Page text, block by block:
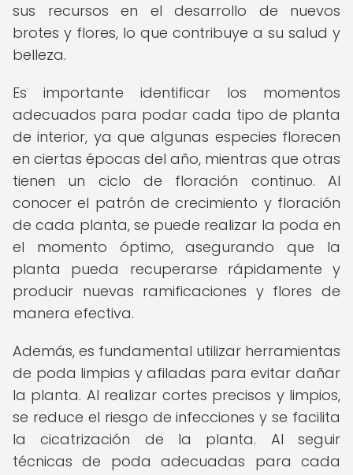
sus recursos en el desarrollo de nuevos
brotes y flores, lo que contribuye a su salud y
belleza.
Es importante identificar los momentos
adecuados para podar cada tipo de planta
de interior, ya que algunas especies florecen
en ciertas épocas del año, mientras que otras
tienen un ciclo de floración continuo. Al
conocer el patrón de crecimiento y floración
de cada planta, se puede realizar la poda en
el momento óptimo, asegurando que la
planta pueda recuperarse rápidamente y
producir nuevas ramificaciones y flores de
manera efectiva.
Además, es fundamental utilizar herramientas
de poda limpias y afiladas para evitar dañar
la planta. Al realizar cortes precisos y limpios,
se reduce el riesgo de infecciones y se facilita
la cicatrización de la planta. Al seguir
técnicas de poda adecuadas para cada